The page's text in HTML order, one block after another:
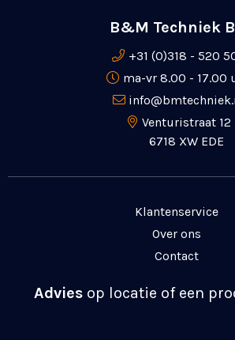
B&M Techniek
+31 (0)318 - 520
ma-vr 8.00 - 17.00
Venturistraat 12
6718 XW EDE
Klantenservice
Over ons
Contact
Advies op locatie of een